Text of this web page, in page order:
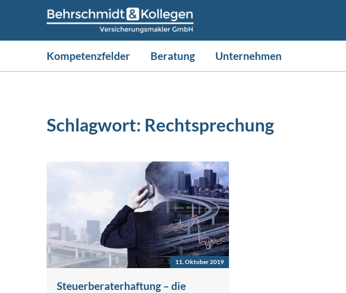
Kompetenzfelder Beratung Unternehmen
Schlagwort: Rechtsprechung
11. Oktober 2019
Steuerberaterhaftung – die